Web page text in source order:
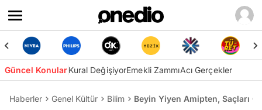
Güncel KonularKural DeğişiyorEmekli ZammıAcı Gerçekler
Haberler Genel Kültür Bilim Beyin Yiyen Amipten, Saçları